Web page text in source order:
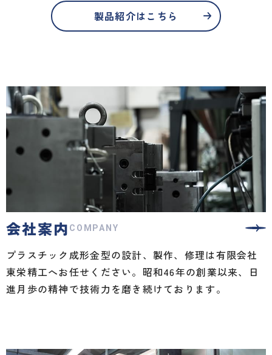
製品紹介はこちら
会社案内 COMPANY
プラスチック成形金型の設計、製作、修理は有限会社
東栄精工へお任せください。昭和46年の創業以来、日
進月歩の精神で技術力を磨き続けております。